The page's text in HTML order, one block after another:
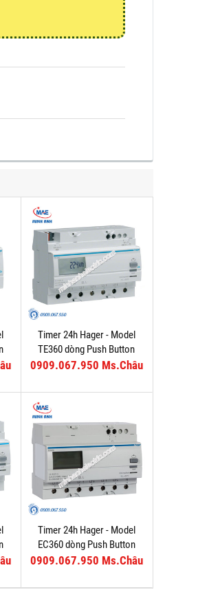
Timer 24h Hager - Model
TE360 dòng Push Button
0909.067.950 Ms.Châu
Timer 24h Hager - Model
EC360 dòng Push Button
0909.067.950 Ms.Châu